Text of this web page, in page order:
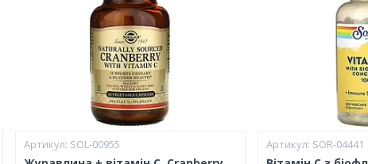
SOL-00955 SOR-04441